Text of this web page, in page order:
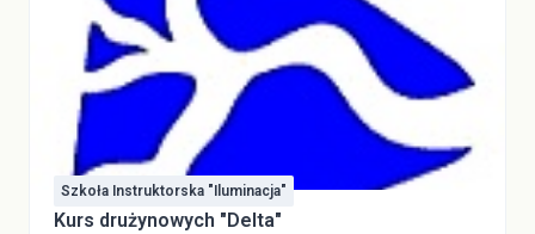
Szkoła Instruktorska "Iluminacja"
Kurs drużynowych "Delta"